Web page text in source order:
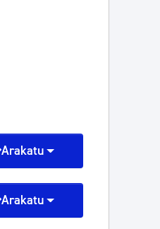
Arakatu
Arakatu